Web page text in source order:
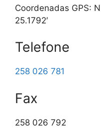
Coordenadas GPS:
25.1792′
Telefone
258 026 781
Fax
258 026 792